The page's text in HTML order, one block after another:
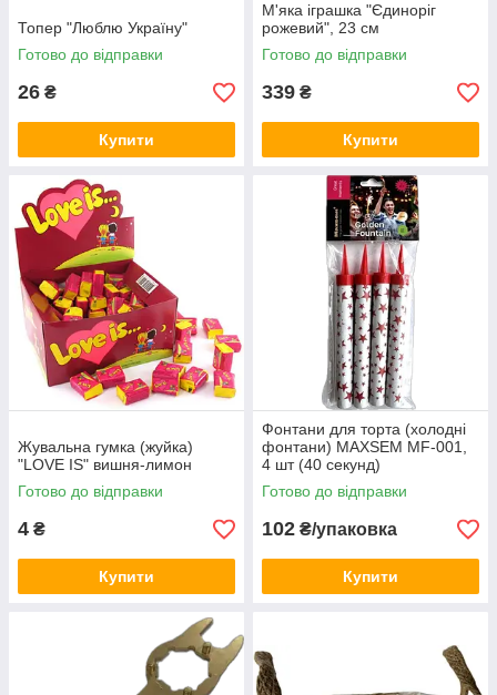
Топер "Люблю Україну"
Готово до відправки
26 ₴
Купити
М'яка іграшка "Єдиноріг
рожевий", 23 см
Готово до відправки
339 ₴
Купити
Жувальна гумка (жуйка)
"LOVE IS" вишня-лимон
Готово до відправки
4 ₴
Купити
Фонтани для торта (холодні
фонтани) MAXSEM MF-001,
4 шт (40 секунд)
Готово до відправки
102 ₴/упаковка
Купити